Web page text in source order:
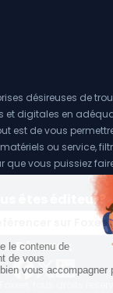
désireuses de
et digitales en
est de vous
ou service,
que vous puissiez
êtes éditeur?
sur Foxeet
Réseaux